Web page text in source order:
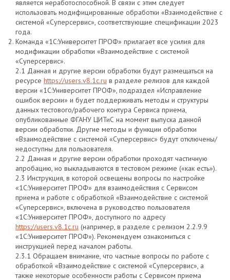
является неработоспособной. В связи с этим следует
использовать модифицированные обработки «Взаимодействие с
системой «Суперсервис», соответствующие спецификации 2023
года.
Команда «1С:Университет ПРОФ» прилагает все усилия для
модификации обработки «Взаимодействие с системой
«Суперсервис».
2.1 Данная и другие версии обработки будут размещаться на
ресурсе https://users.v8.1c.ru в разделе релизов для каждой
версии «1С:Университет ПРОФ», подраздел «Исправление
ошибок версии» и будет поддерживать методы и структуры
данных тестового/рабочего контура Сервиса приема,
опубликованные ФГАНУ ЦИТиС на момент выпуска данной
версии обработки. Другие методы и функции обработки
«Взаимодействие с системой «Суперсервис» будут отключены/
недоступны для пользователя.
2.2 Данная и другие версии обработки проходят частичную
апробацию, но выкладываются в тестовом режиме («как есть»).
2.3 Инструкция, в которой освещены вопросы по настройке
«1С:Университет ПРОФ» для взаимодействия с Сервисом
приема и работе с обработкой «Взаимодействие с системой
«Суперсервис», включена в руководство пользователя
«1С:Университет ПРОФ», доступного по адресу
https://users.v8.1c.ru (например, в разделе с релизом 2.2.9.9
«1С:Университет ПРОФ»). Рекомендуем ознакомиться с
инструкцией перед началом работы.
2.3.1 Обращаем внимание, что частные вопросы по работе с
обработкой «Взаимодействие с системой «Суперсервис», а
также некоторые особенности работы с Сервисом приема